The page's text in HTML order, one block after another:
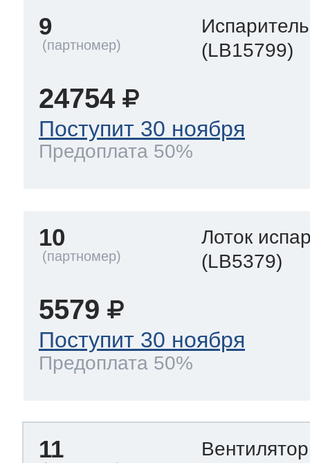
9
Испаритель
(LB15799)
24754
Поступит 30 ноября
Предоплата 50%
10
Лоток
(LB5379)
5579
Поступит 30 ноября
Предоплата 50%
11